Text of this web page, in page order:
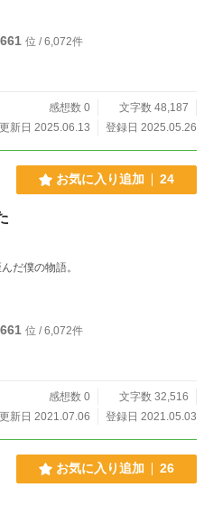
661 位 / 6,072件
感想数 0
文字数 48,187
新日 2025.06.13
登録日 2025.05.26
お気に入り追加 24
だ僕の物語。
661 位 / 6,072件
感想数 0
文字数 32,516
新日 2021.07.06
登録日 2021.05.03
お気に入り追加 26